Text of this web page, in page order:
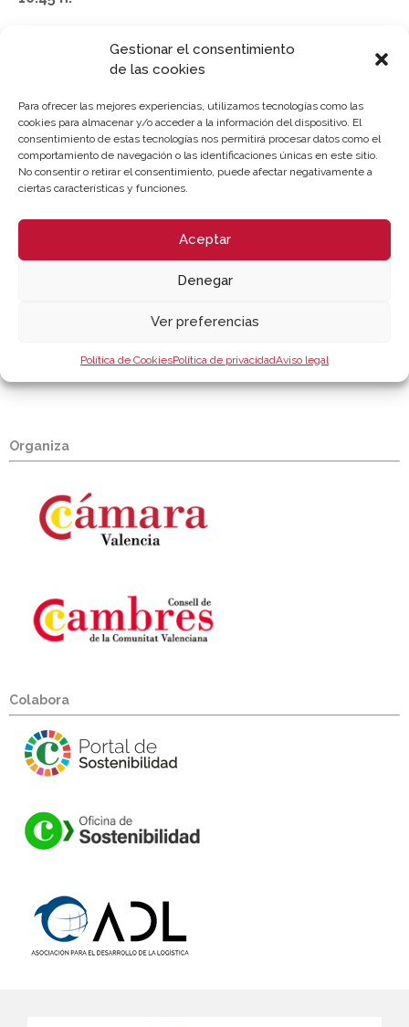
Gestionar el consentimiento
de las cookies
Para ofrecer las mejores experiencias, utilizamos tecnologías como las
cookies para almacenar y/o acceder a la información del dispositivo. El
consentimiento de estas tecnologías nos permitirá procesar datos como el
comportamiento de navegación o las identificaciones únicas en este sitio.
No consentir o retirar el consentimiento, puede afectar negativamente a
ciertas características y funciones.
Aceptar
Denegar
Ver preferencias
Política de CookiesPolítica de privacidadAviso legal
LUGAR DE CELEBRACIÓN
Webinar – Cámara Valencia / IVACE | Sesión Online
[jornada-duracion2]
Organiza
Colabora